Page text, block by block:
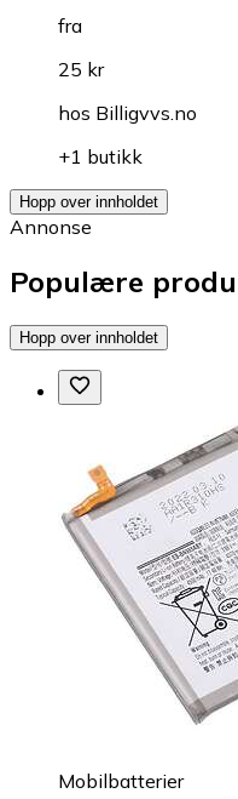
fra
25 kr
hos Billigvvs.no
+1 butikk
Hopp over innholdet
Annonse
Populære
Hopp over innholdet
Mobilbatterier